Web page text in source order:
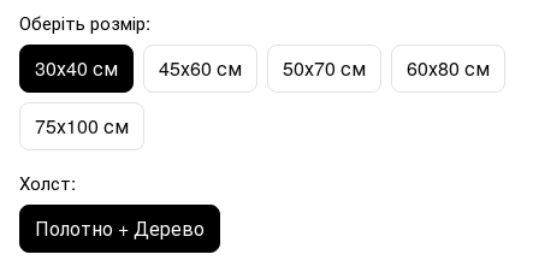
Оберіть розмір:
30х40 см 45х60 см 50х70 см 60х80 см
75х100 см
Холст:
Полотно + Дерево